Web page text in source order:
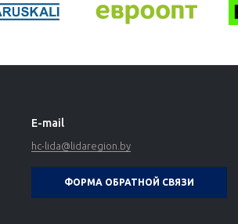
E-mail
hc-lida@lidaregion.by
ФОРМА ОБРАТНОЙ СВЯЗИ